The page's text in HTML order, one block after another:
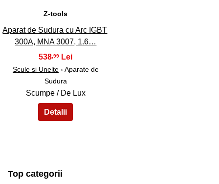
Z-tools
Aparat de Sudura cu Arc IGBT
300A, MNA 3007, 1.6…
538 ,99
Scule si Unelte› Aparate de
Sudura
Scumpe / De Lux
Top categorii